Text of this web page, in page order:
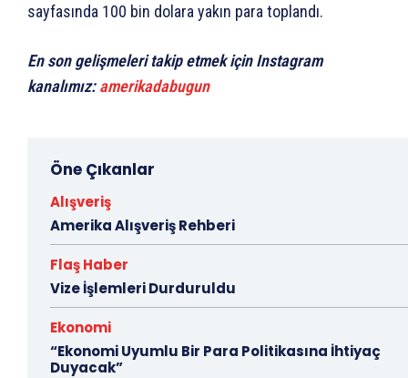
sayfasında 100 bin dolara yakın para toplandı.
En son gelişmeleri takip etmek için Instagram
kanalımız:amerikadabugun
Öne Çıkanlar
Alışveriş
Amerika Alışveriş Rehberi
Flaş Haber
Vize İşlemleri Durduruldu
Ekonomi
“Ekonomi Uyumlu Bir Para Politikasına İhtiyaç
Duyacak”